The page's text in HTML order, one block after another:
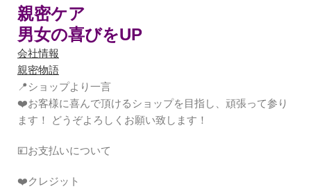
親密ケア
男女の喜びをUP
会社情報
親密物語
📍ショップより一言
❤️お客様に喜んで頂けるショップを目指し、頑張って参り
ます！ どうぞよろしくお願い致します！
💴お支払いについて
❤️クレジット